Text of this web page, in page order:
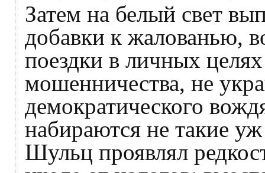
Затем на белый свет
добавки к жалованью,
поездки в личных
мошенничества, не
демократического
набираются не такие
Шульц проявлял